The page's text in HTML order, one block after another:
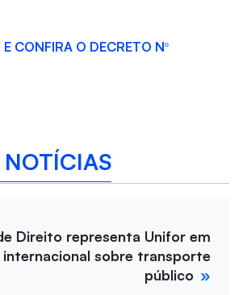
CONFIRA O DECRETO Nº
Direito representa Unifor em
internacional sobre transporte
público